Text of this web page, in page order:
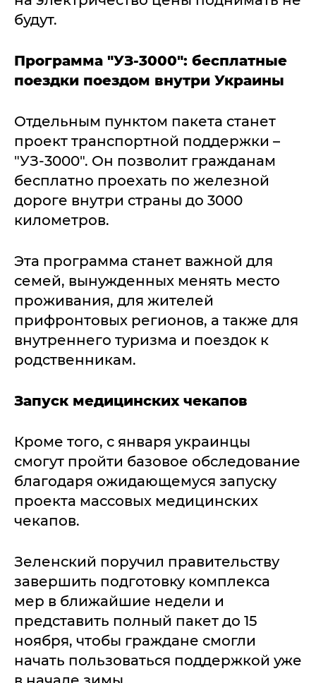
будут.
Программа "УЗ-3000": бесплатные
поездки поездом внутри Украины
Отдельным пунктом пакета станет
проект транспортной поддержки –
"УЗ-3000". Он позволит гражданам
бесплатно проехать по железной
дороге внутри страны до 3000
километров.
Эта программа станет важной для
семей, вынужденных менять место
проживания, для жителей
прифронтовых регионов, а также для
внутреннего туризма и поездок к
родственникам.
Запуск медицинских чекапов
Кроме того, с января украинцы
смогут пройти базовое обследование
благодаря ожидающемуся запуску
проекта массовых медицинских
чекапов.
Зеленский поручил правительству
завершить подготовку комплекса
мер в ближайшие недели и
представить полный пакет до 15
ноября, чтобы граждане смогли
начать пользоваться поддержкой уже